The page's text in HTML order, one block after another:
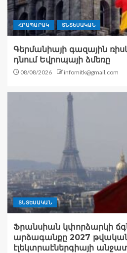
ՀՐԱՊԱՐԱԿ ՏՆՏԵՍԱԿԱՆ
Գերմանիայի գազային
դնում Եվրոպայի ձմեռը
08/08/2026 infomitk@gmail.com
ՏՆՏԵՍԱԿԱՆ
Ֆրանսիան կփորձարկի
արձագանքը 2027
էլեկտրաէներգիայի